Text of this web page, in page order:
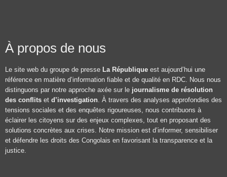
À propos de nous
Le site web du groupe de presse La République est aujourd’hui une
référence en matière d’information fiable et de qualité en RDC. Nous nous
distinguons par notre approche axée sur le journalisme de résolution
des conflits et d’investigation . À travers des analyses approfondies des
tensions sociales et des enquêtes rigoureuses, nous contribuons à
éclairer les citoyens sur des enjeux complexes, tout en proposant des
solutions concrètes aux crises. Notre mission est d’informer, sensibiliser
et défendre les droits des Congolais en favorisant la transparence et la
justice.